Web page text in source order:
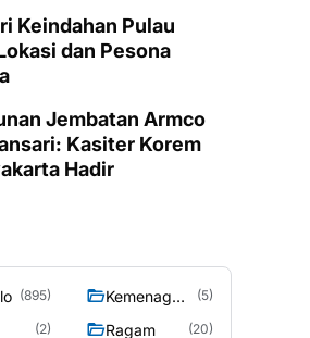
Keindahan Pulau
dan Pesona
Jembatan Armco
Kasiter Korem
Hadir
(895)
Kemenag
(5)
(2) Ragam (20)